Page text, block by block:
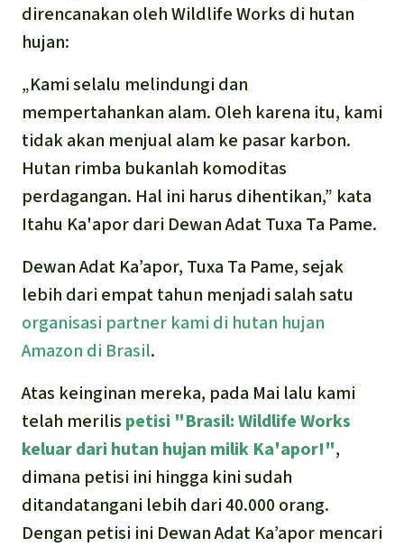
direncanakan oleh Wildlife Works di hutan
hujan:
„Kami selalu melindungi dan
mempertahankan alam. Oleh karena itu, kami
tidak akan menjual alam ke pasar karbon.
Hutan rimba bukanlah komoditas
perdagangan. Hal ini harus dihentikan,” kata
Itahu Ka'apor dari Dewan Adat Tuxa Ta Pame.
Dewan Adat Ka’apor, Tuxa Ta Pame, sejak
lebih dari empat tahun menjadi salah satu
organisasi partner kami di hutan hujan
Amazon di Brasil.
Atas keinginan mereka, pada Mai lalu kami
telah merilis petisi "Brasil: Wildlife Works
keluar dari hutan hujan milik Ka'apor!",
dimana petisi ini hingga kini sudah
ditandatangani lebih dari 40.000 orang.
Dengan petisi ini Dewan Adat Ka’apor mencari